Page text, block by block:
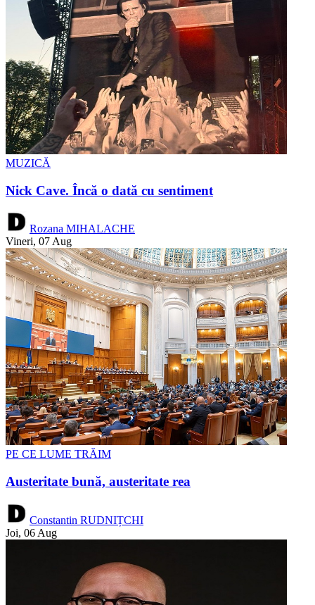
MUZICĂ
Nick Cave. Încă o dată cu sentiment
Rozana MIHALACHE
Vineri, 07 Aug
PE CE LUME TRĂIM
Austeritate bună, austeritate rea
Constantin RUDNIȚCHI
Joi, 06 Aug